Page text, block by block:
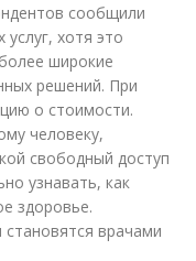
сообщили
хотя это
широкие
решений. При
о стоимости.
человеку,
свободный доступ
узнавать, как
здоровье.
врачами